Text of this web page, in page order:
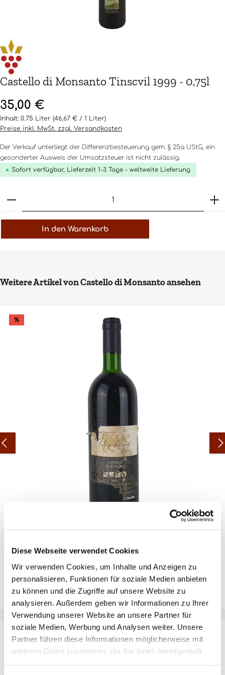
Diese Webseite verwendet Cookies
Wir verwenden Cookies, um Inhalte und Anzeigen zu
personalisieren, Funktionen für soziale Medien anbieten
zu können und die Zugriffe auf unsere Website zu
analysieren. Außerdem geben wir Informationen zu Ihrer
Verwendung unserer Website an unsere Partner für
soziale Medien, Werbung und Analysen weiter. Unsere
Partner führen diese Informationen möglicherweise mit
weiteren Daten zusammen, die Sie ihnen bereitgestellt
Castello di Monsanto Tinscvil 1999 - 0,75l
Regulärer Preis:
35,00 €
Inhalt: 0.75 Liter (46,67 € / 1 Liter)
Preise inkl. MwSt. zzgl. Versandkosten
Der Verkauf unterliegt der Differenzbesteuerung gem. § 25a UStG, ein
gesonderter Ausweis der Umsatzsteuer ist nicht zulässig.
Sofort verfügbar, Lieferzeit 1-3 Tage - weltweite Lieferung
Produkt Anzahl: Gib den gewünschten Wert
In den Warenkorb
Produktgalerie überspringen
Weitere Artikel von Castello di Monsanto ansehen
%
Monsanto Nemo 1993 ist ein einzigartiger italienischer
hergestellt wird. Der Wein hat ein intensives, rubinrotes
Farbspiel und ein komplexes Bouquet aus reifen Früchten,
Gewürzen und Kräutern. Der Geschmack ist vollmundig und
ausgewogen, mit einer angenehmen Säure und einem
langen, fruchtigen Abgang. Der Monsanto Nemo 1993 ist
ein ausgezeichneter Begleiter zu vielen Gerichten,
besonders zu Wildgerichten, Käse und Schokolade. Er ist
ein wunderbarer Wein, der ein unvergessliches
Geschmackserlebnis bietet.